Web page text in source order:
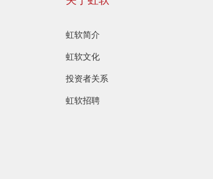
虹软简介
虹软文化
投资者关系
虹软招聘